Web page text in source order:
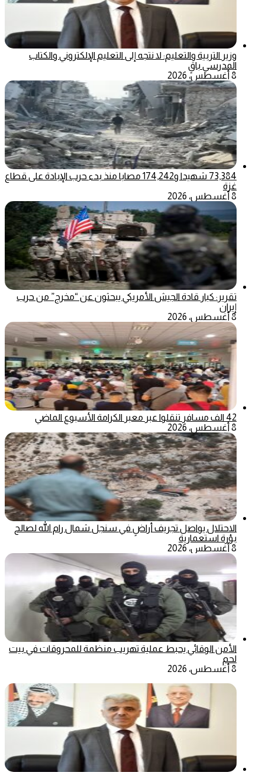
وزير التربية والتعليم: لا نتجه إلى التعليم الإلكتروني والكتاب
المدرسي باقٍ
8 أغسطس، 2026
73,384 شهيدا و174,242 مصابا منذ بدء حرب الإبادة على قطاع
غزة
8 أغسطس، 2026
تقرير: كبار قادة الجيش الأمريكي يبحثون عن “مخرج” من حرب
إيران
8 أغسطس، 2026
42 الف مسافر تنقلوا عبر معبر الكرامة الأسبوع الماضي
8 أغسطس، 2026
الاحتلال يواصل تجريف أراضٍ في سنجل شمال رام الله لصالح
بؤرة استعمارية
8 أغسطس، 2026
الأمن الوقائي يحبط عملية تهريب منظمة للمحروقات في بيت
لحم
8 أغسطس، 2026